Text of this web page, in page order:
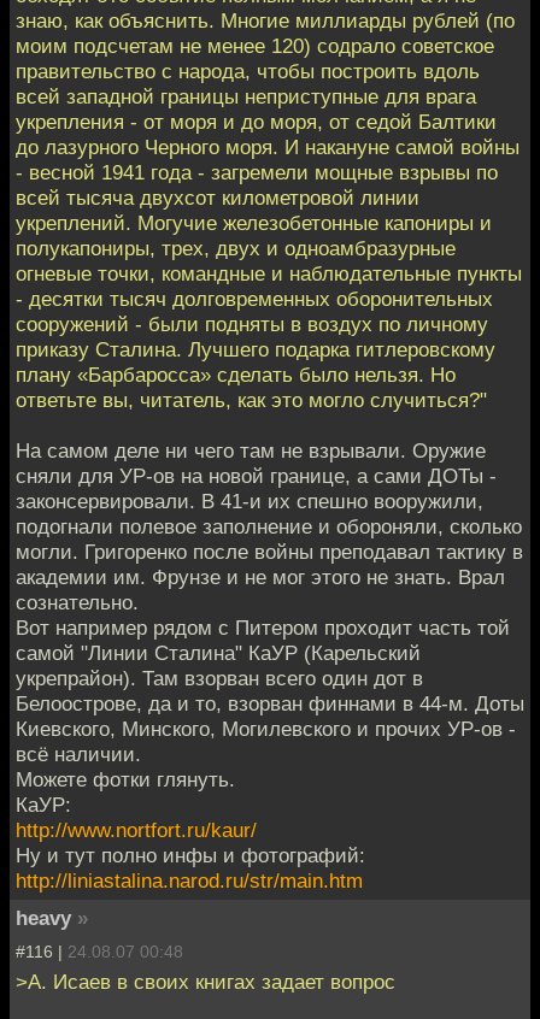
знаю, как объяснить. Многие миллиарды рублей (по
моим подсчетам не менее 120) содрало советское
правительство с народа, чтобы построить вдоль
всей западной границы неприступные для врага
укрепления - от моря и до моря, от седой Балтики
до лазурного Черного моря. И накануне самой войны
- весной 1941 года - загремели мощные взрывы по
всей тысяча двухсот километровой линии
укреплений. Могучие железобетонные капониры и
полукапониры, трех, двух и одноамбразурные
огневые точки, командные и наблюдательные пункты
- десятки тысяч долговременных оборонительных
сооружений - были подняты в воздух по личному
приказу Сталина. Лучшего подарка гитлеровскому
плану «Барбаросса» сделать было нельзя. Но
ответьте вы, читатель, как это могло случиться?"
На самом деле ни чего там не взрывали. Оружие
сняли для УР-ов на новой границе, а сами ДОТы -
законсервировали. В 41-и их спешно вооружили,
подогнали полевое заполнение и обороняли, сколько
могли. Григоренко после войны преподавал тактику в
академии им. Фрунзе и не мог этого не знать. Врал
сознательно.
Вот например рядом с Питером проходит часть той
самой "Линии Сталина" КаУР (Карельский
укрепрайон). Там взорван всего один дот в
Белоострове, да и то, взорван финнами в 44-м. Доты
Киевского, Минского, Могилевского и прочих УР-ов -
всё наличии.
Можете фотки глянуть.
КаУР:
http://www.nortfort.ru/kaur/
Ну и тут полно инфы и фотографий:
http://liniastalina.narod.ru/str/main.htm
heavy »
#116 | 24.08.07 00:48
>А. Исаев в своих книгах задает вопрос